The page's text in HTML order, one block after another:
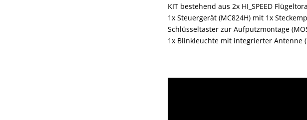
KIT bestehend aus 2x HI_SPEED
1x Steuergerät (MC824H) mit 1x
Schlüsseltaster zur Aufputzmontage
1x Blinkleuchte mit integrierter Antenne